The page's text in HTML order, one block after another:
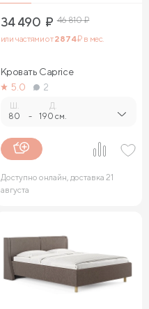
34 490 ₽ 46 810₽
или частями от2 874₽ в мес.
Кровать Caprice
5.0
2
80 -
Д.
190 см.
Доступно онлайн, доставка 21
августа